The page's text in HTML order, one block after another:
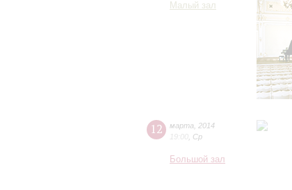
Малый зал
12 марта
2014
19:00 Ср
Большой зал